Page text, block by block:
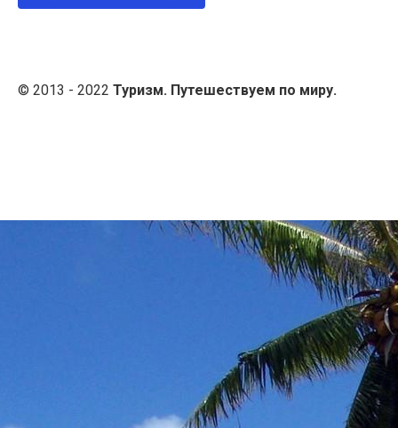
© 2013 - 2022 Туризм. Путешествуем по миру.